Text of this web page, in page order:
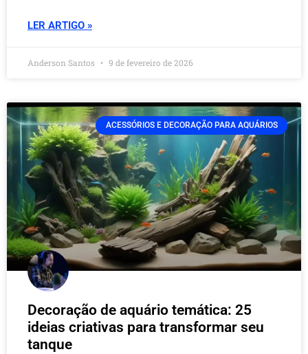
LER ARTIGO »
Anderson Santos 9 de fevereiro de 2026
ACESSÓRIOS E DECORAÇÃO PARA AQUÁRIOS
Decoração de aquário temática: 25
ideias criativas para transformar seu
tanque